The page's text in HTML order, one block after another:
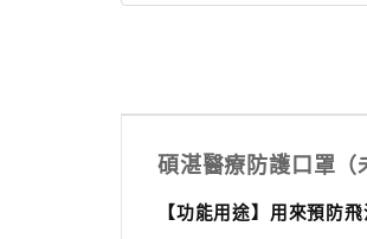
碩湛醫療防護口罩（
【功能用途】 用來預防